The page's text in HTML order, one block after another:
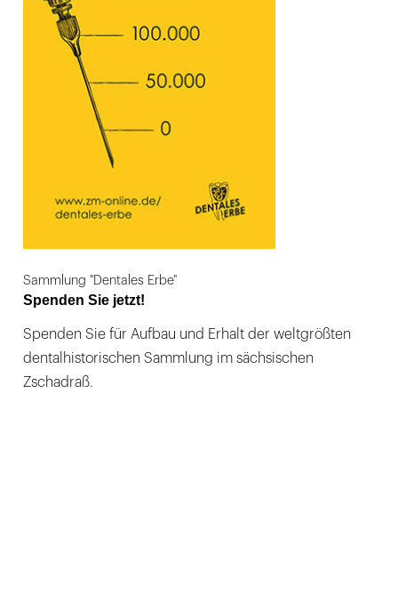
Sammlung "Dentales Erbe"
Spenden Sie jetzt!
Spenden Sie für Aufbau und Erhalt der weltgrößten
dentalhistorischen Sammlung im sächsischen
Zschadraß.